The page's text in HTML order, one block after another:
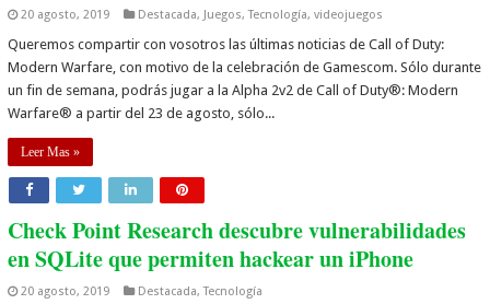
20 agosto, 2019 Destacada, Juegos,Tecnología,videojuegos
Queremos compartir con vosotros las últimas noticias de Call of Duty:
Modern Warfare, con motivo de la celebración de Gamescom. Sólo durante
un fin de semana, podrás jugar a la Alpha 2v2 de Call of Duty®: Modern
Warfare® a partir del 23 de agosto, sólo...
Leer Mas »
Check Point Research descubre vulnerabilidades
en SQLite que permiten hackear un iPhone
20 agosto, 2019 Destacada,Tecnología